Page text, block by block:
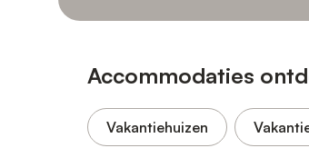
Accommodaties
Vakantiehuizen